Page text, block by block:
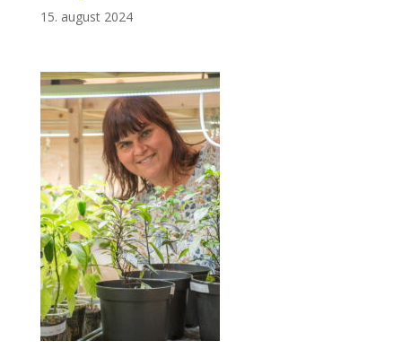
15. august 2024